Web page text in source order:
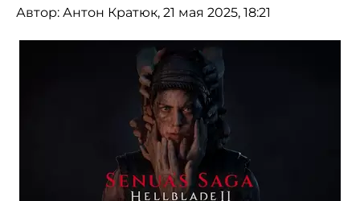
Автор: Антон Кратюк, 21 мая 2025, 18:21